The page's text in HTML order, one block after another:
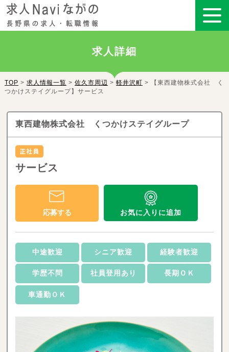
求人詳細
TOP > 求人情報一覧 > 佐久市周辺 > 軽井沢町 > 【東西建物株式会社 く
つかけステイグループ】サービス
東西建物株式会社 くつかけステイグループ
サービス
応募する お気に入りに追加
中途歓迎 シニア歓迎 経験者歓迎
学歴不問 社員登用あり 長期ＯＫ
車通勤ＯＫ